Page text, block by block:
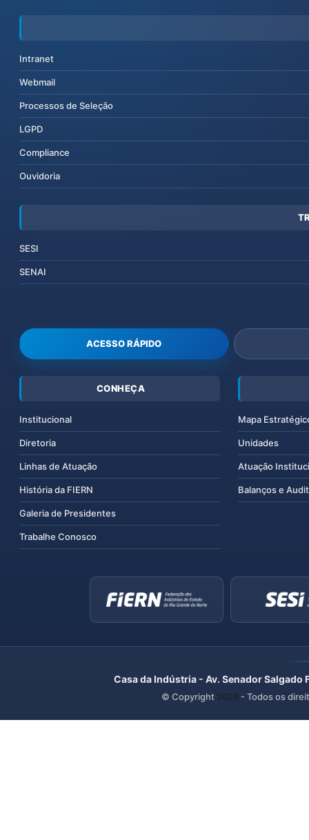
Intranet
Webmail
Processos de Seleção
LGPD
Compliance
Ouvidoria
SESI
SENAI
ACESSO RÁPIDO
CONHEÇA
Institucional
Diretoria
Linhas de Atuação
História da FIERN
Galeria de Presidentes
Trabalhe Conosco
Mapa
Unidades
Atuação
Balanços e
Casa da Indústria - Av. Senador
© Copyright 2026 - Todos os